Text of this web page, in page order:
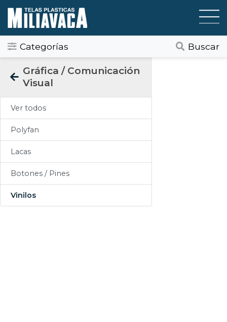
Categorías Buscar
Categorias
Todos
Gráfica / Comunicación Visual
Gráfica / Comunicación
Visual
Ver todos
Polyfan
Lacas
Botones / Pines
Vinilos
Tapicería
Telas Plásticas
Felpudos
Toldos